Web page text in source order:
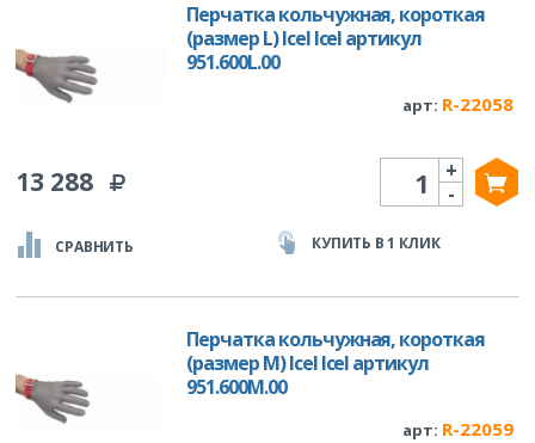
Перчатка кольчужная, короткая
(размер L) Icel Icel артикул
951.600L.00
арт: R-22058
13 288 Количество
-
+
СРАВНИТЬ КУПИТЬ В 1 КЛИК
Перчатка кольчужная, короткая
(размер М) Icel Icel артикул
951.600M.00
арт: R-22059